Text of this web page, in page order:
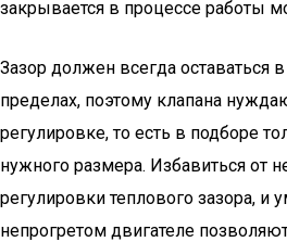
закрывается в процессе работы
Зазор должен всегда оставаться
пределах, поэтому клапана
регулировке, то есть в подборе
нужного размера. Избавиться от
регулировки теплового зазора,
непрогретом двигателе